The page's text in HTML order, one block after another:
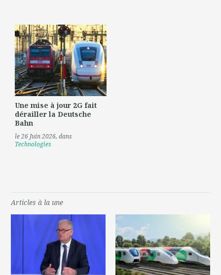
Une mise à jour 2G fait
dérailler la Deutsche
Bahn
le 26 Juin 2026, dans
Technologies
Articles à la une